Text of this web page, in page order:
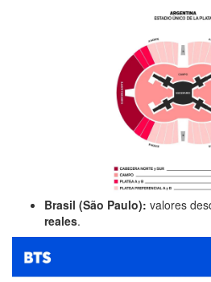
Brasil (São Paulo): valores
reales.